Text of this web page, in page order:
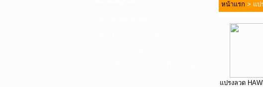
หน้าแรก > แป
แปรงลวด